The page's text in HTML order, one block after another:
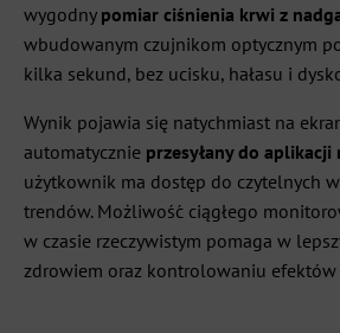
wygodny pomiar ciśnienia krwi z
wbudowanym czujnikom optycznym
kilka sekund, bez ucisku, hałasu i
Wynik pojawia się natychmiast na
automatycznie przesyłany do
użytkownik ma dostęp do czytelnych
trendów. Możliwość ciągłego
w czasie rzeczywistym pomaga w
zdrowiem oraz kontrolowaniu efektów